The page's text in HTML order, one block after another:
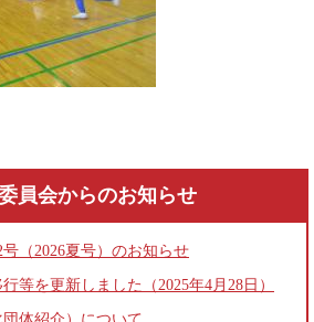
員会からのお知らせ
（2026夏号）のお知らせ
等を更新しました（2025年4月28日）